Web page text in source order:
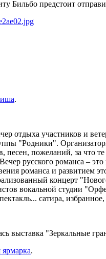
Бильбо предстоит
.
отдыха участников и
"Родники".
песен, пожеланий, за что
русского романса –
романса и развитием
концерт
вокальной студии
сатира,
выставка "Зеркальные
.